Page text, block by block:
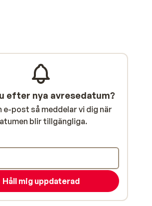
efter nya avresedatum?
e-post så meddelar vi dig när
blir tillgängliga.
Håll mig uppdaterad